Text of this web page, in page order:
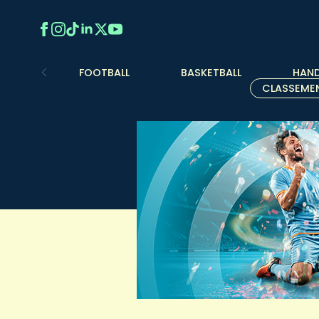
FOOTBALL BASKETBALL